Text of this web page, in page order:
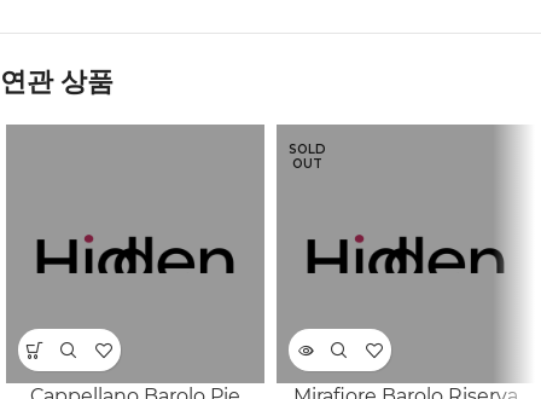
연관 상품
SOLD
OUT